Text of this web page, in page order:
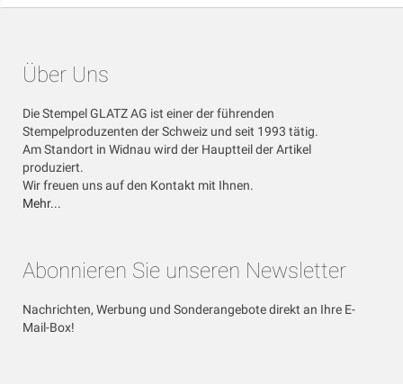
Über Uns
Die Stempel GLATZ AG ist einer der führenden
Stempelproduzenten der Schweiz und seit 1993 tätig.
Am Standort in Widnau wird der Hauptteil der Artikel
produziert.
Wir freuen uns auf den Kontakt mit Ihnen.
Mehr...
Abonnieren Sie unseren Newsletter
Nachrichten, Werbung und Sonderangebote direkt an Ihre E-
Mail-Box!